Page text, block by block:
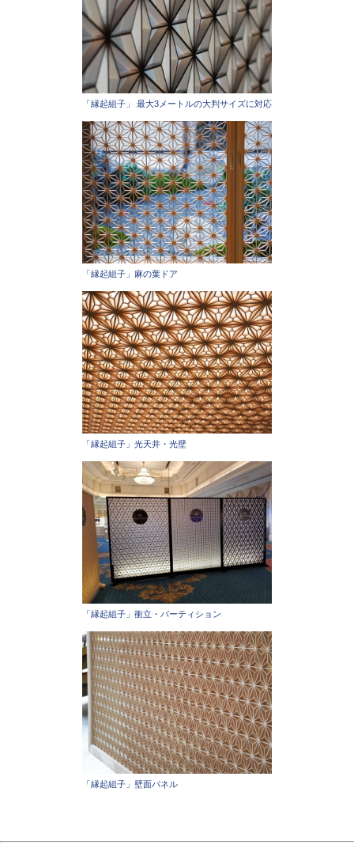
「縁起組子」 最大3メートルの大判サイズに対応
「縁起組子」麻の葉ドア
「縁起組子」光天井・光壁
「縁起組子」衝立・パーティション
「縁起組子」壁面パネル